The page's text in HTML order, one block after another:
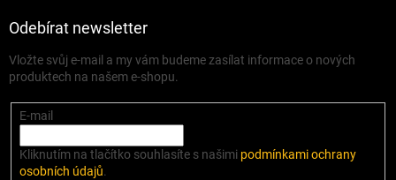
Odebírat newsletter
Vložte svůj e-mail a my vám budeme zasílat informace o nových
produktech na našem e-shopu.
E-mail
Kliknutím na tlačítko souhlasíte s našimi podmínkami ochrany
osobních údajů.